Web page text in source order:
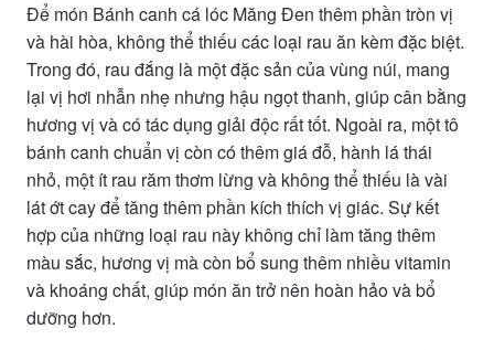
Để món Bánh canh cá lóc Măng Đen thêm phần tròn vị
và hài hòa, không thể thiếu các loại rau ăn kèm đặc biệt.
Trong đó, rau đắng là một đặc sản của vùng núi, mang
lại vị hơi nhẫn nhẹ nhưng hậu ngọt thanh, giúp cân bằng
hương vị và có tác dụng giải độc rất tốt. Ngoài ra, một tô
bánh canh chuẩn vị còn có thêm giá đỗ, hành lá thái
nhỏ, một ít rau răm thơm lừng và không thể thiếu là vài
lát ớt cay để tăng thêm phần kích thích vị giác. Sự kết
hợp của những loại rau này không chỉ làm tăng thêm
màu sắc, hương vị mà còn bổ sung thêm nhiều vitamin
và khoáng chất, giúp món ăn trở nên hoàn hảo và bổ
dưỡng hơn.